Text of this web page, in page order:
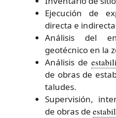
Ejecución de
directa e
Análisis del
geotécnico en la
Análisis de
de obras de
taludes.
Supervisión,
de obras de